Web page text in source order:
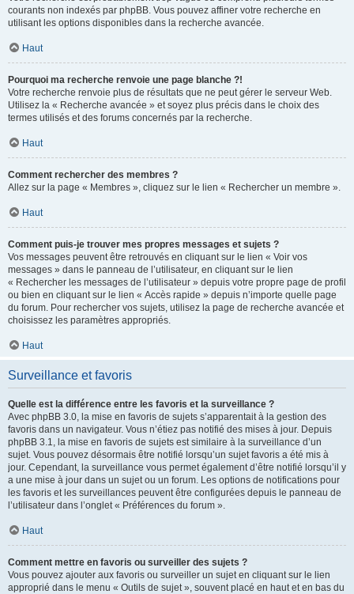
courants non indexés par phpBB. Vous pouvez affiner votre recherche en
utilisant les options disponibles dans la recherche avancée.
Haut
Pourquoi ma recherche renvoie une page blanche ?!
Votre recherche renvoie plus de résultats que ne peut gérer le serveur Web.
Utilisez la « Recherche avancée » et soyez plus précis dans le choix des
termes utilisés et des forums concernés par la recherche.
Haut
Comment rechercher des membres ?
Allez sur la page « Membres », cliquez sur le lien « Rechercher un membre ».
Haut
Comment puis-je trouver mes propres messages et sujets ?
Vos messages peuvent être retrouvés en cliquant sur le lien « Voir vos
messages » dans le panneau de l’utilisateur, en cliquant sur le lien
« Rechercher les messages de l’utilisateur » depuis votre propre page de profil
ou bien en cliquant sur le lien « Accès rapide » depuis n’importe quelle page
du forum. Pour rechercher vos sujets, utilisez la page de recherche avancée et
choisissez les paramètres appropriés.
Haut
Surveillance et favoris
Quelle est la différence entre les favoris et la surveillance ?
Avec phpBB 3.0, la mise en favoris de sujets s’apparentait à la gestion des
favoris dans un navigateur. Vous n’étiez pas notifié des mises à jour. Depuis
phpBB 3.1, la mise en favoris de sujets est similaire à la surveillance d’un
sujet. Vous pouvez désormais être notifié lorsqu’un sujet favoris a été mis à
jour. Cependant, la surveillance vous permet également d’être notifié lorsqu’il y
a une mise à jour dans un sujet ou un forum. Les options de notifications pour
les favoris et les surveillances peuvent être configurées depuis le panneau de
l’utilisateur dans l’onglet « Préférences du forum ».
Haut
Comment mettre en favoris ou surveiller des sujets ?
Vous pouvez ajouter aux favoris ou surveiller un sujet en cliquant sur le lien
approprié dans le menu « Outils de sujet », souvent placé en haut et en bas du